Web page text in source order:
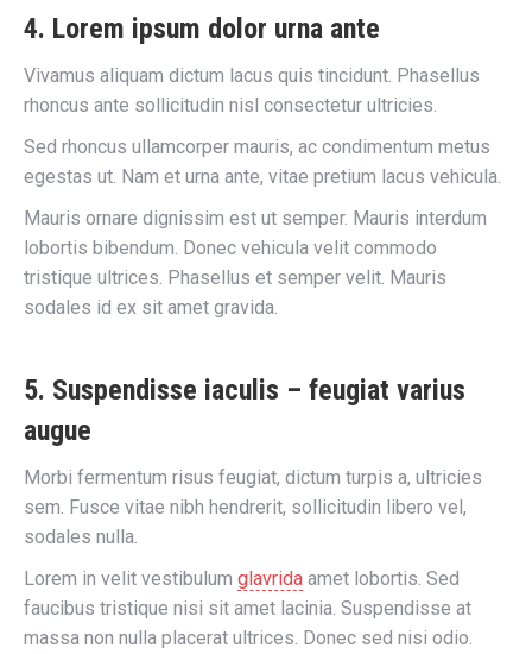
4. Lorem ipsum dolor urna ante
Vivamus aliquam dictum lacus quis tincidunt. Phasellus
rhoncus ante sollicitudin nisl consectetur ultricies.
Sed rhoncus ullamcorper mauris, ac condimentum metus
egestas ut. Nam et urna ante, vitae pretium lacus vehicula.
Mauris ornare dignissim est ut semper. Mauris interdum
lobortis bibendum. Donec vehicula velit commodo
tristique ultrices. Phasellus et semper velit. Mauris
sodales id ex sit amet gravida.
5. Suspendisse iaculis – feugiat varius
augue
Morbi fermentum risus feugiat, dictum turpis a, ultricies
sem. Fusce vitae nibh hendrerit, sollicitudin libero vel,
sodales nulla.
Lorem in velit vestibulum glavrida amet lobortis. Sed
faucibus tristique nisi sit amet lacinia. Suspendisse at
massa non nulla placerat ultrices. Donec sed nisi odio.